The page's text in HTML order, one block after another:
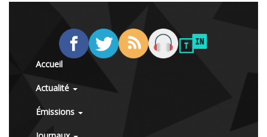
Accueil
Actualité
Émissions